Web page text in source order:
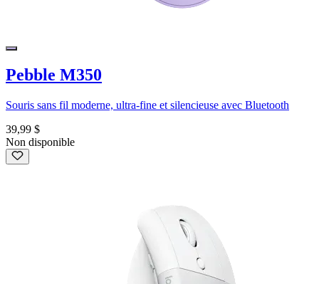
Pebble M350
Souris sans fil moderne, ultra-fine et silencieuse avec Bluetooth
39,99 $
Non disponible